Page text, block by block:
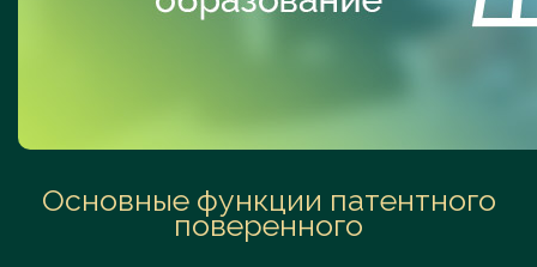
Основные функции патентного
поверенного